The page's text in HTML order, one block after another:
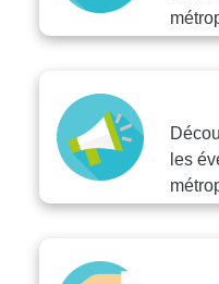
les